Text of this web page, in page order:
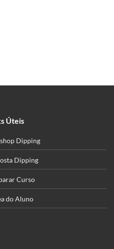
Úteis
Dipping
Dipping
Curso
do Aluno